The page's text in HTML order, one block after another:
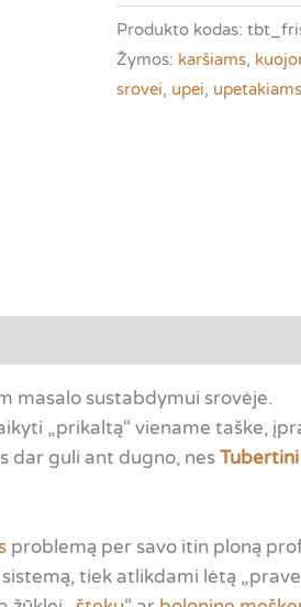
Frisbi
maksimaliam
Produkto kodas:
Žymos: karšiams,
srovei upei upetakiams
masalo sustabdymui srovėje.
„prikaltą“ viename taške,
dar guli ant dugno, nesTubertini
problemą per savo itin ploną
tiek atlikdami lėtą